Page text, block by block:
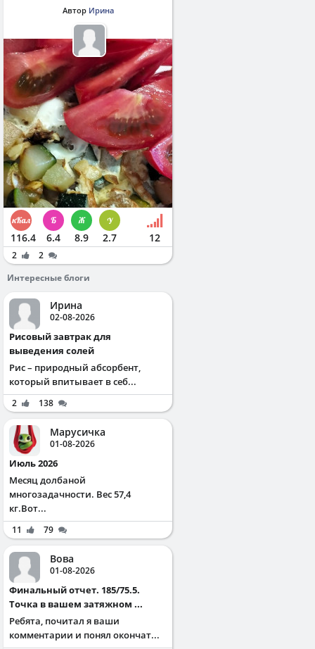
Автор Ирина
116.4 6.4 8.9 2.7 12
2
2
Интересные блоги
Ирина
02-08-2026
Рисовый завтрак для
выведения солей
Рис – природный абсорбент,
который впитывает в себ...
2 138
Марусичка
01-08-2026
Июль 2026
Месяц долбаной
многозадачности. Вес 57,4
кг.Вот...
11 79
Вова
01-08-2026
Финальный отчет. 185/75.5.
Точка в вашем затяжном ...
Ребята, почитал я ваши
комментарии и понял окончат...